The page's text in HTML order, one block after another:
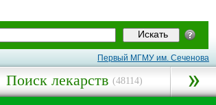
Первый МГМУ им. Сеченова
Поиск лекарств (48114)